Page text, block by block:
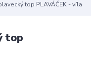
top PLAVÁČEK - víla
top